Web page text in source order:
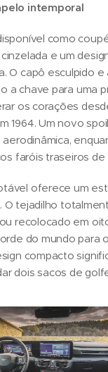
intemporal
como
e um
O capô esculpido
a chave para uma
os corações
1964. Um novo
faróis traseiros de
oferece um
O tejadilho
recolocado em
do mundo para
compacto
dois sacos de